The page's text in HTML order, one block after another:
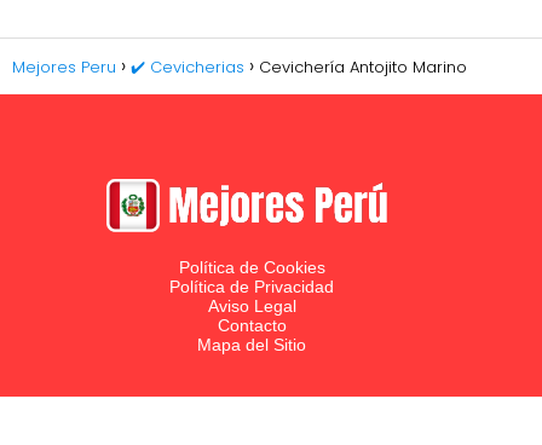
Mejores Peru ✔️ Cevicherias Cevichería Antojito Marino
Política de Cookies
Política de Privacidad
Aviso Legal
Contacto
Mapa del Sitio